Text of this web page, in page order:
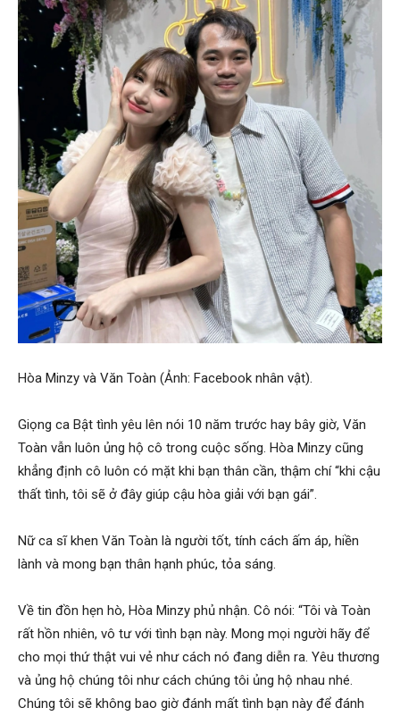
Hòa Minzy và Văn Toàn (Ảnh: Facebook nhân vật).
Giọng ca Bật tình yêu lên nói 10 năm trước hay bây giờ, Văn
Toàn vẫn luôn ủng hộ cô trong cuộc sống. Hòa Minzy cũng
khẳng định cô luôn có mặt khi bạn thân cần, thậm chí “khi cậu
thất tình, tôi sẽ ở đây giúp cậu hòa giải với bạn gái”.
Nữ ca sĩ khen Văn Toàn là người tốt, tính cách ấm áp, hiền
lành và mong bạn thân hạnh phúc, tỏa sáng.
Về tin đồn hẹn hò, Hòa Minzy phủ nhận. Cô nói: “Tôi và Toàn
rất hồn nhiên, vô tư với tình bạn này. Mong mọi người hãy để
cho mọi thứ thật vui vẻ như cách nó đang diễn ra. Yêu thương
và ủng hộ chúng tôi như cách chúng tôi ủng hộ nhau nhé.
Chúng tôi sẽ không bao giờ đánh mất tình bạn này để đánh